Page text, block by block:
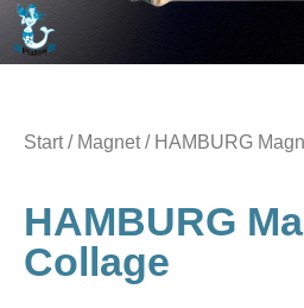
Start/ Magnet/ HAMBURG
HAMBURG
Collage